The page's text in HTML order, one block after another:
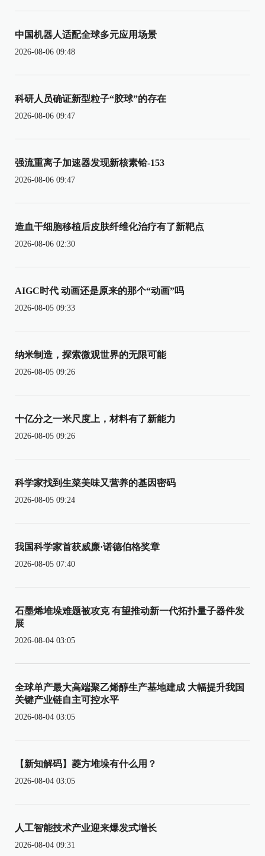
中国机器人适配全球多元应用场景
2026-08-06 09:48
科研人员确证新型粒子“胶球”的存在
2026-08-06 09:47
强流重离子加速器发现新核素铪-153
2026-08-06 09:47
造血干细胞移植后皮肤纤维化治疗有了新靶点
2026-08-06 02:30
AIGC时代 动画还是原来的那个“动画”吗
2026-08-05 09:33
纳米制造，探索微观世界的无限可能
2026-08-05 09:26
十亿分之一米尺度上，材料有了新能力
2026-08-05 09:26
科学家找到生菜美味又营养的基因密码
2026-08-05 09:24
我国科学家首获威廉·诺德伯格奖章
2026-08-05 07:40
石墨烯堆垛难题被攻克 有望推动新一代拓扑量子器件发
展
2026-08-04 03:05
全球单产最大高端聚乙烯醇生产基地建成 大幅提升我国
关键产业链自主可控水平
2026-08-04 03:05
【新知解码】菱方堆垛有什么用？
2026-08-04 03:05
人工智能技术产业迎来爆发式增长
2026-08-04 09:31